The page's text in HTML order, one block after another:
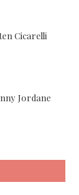
Cicarelli
Jordane